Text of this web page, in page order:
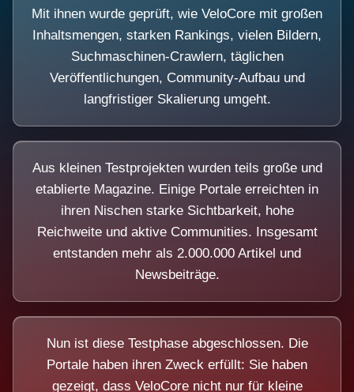
Mit ihnen wurde geprüft, wie VeloCore mit großen
Inhaltsmengen, starken Rankings, vielen Bildern,
Suchmaschinen-Crawlern, täglichen
Veröffentlichungen, Community-Aufbau und
langfristiger Skalierung umgeht.
Aus kleinen Testprojekten wurden teils große und
etablierte Magazine. Einige Portale erreichten in
ihren Nischen starke Sichtbarkeit, hohe
Reichweite und aktive Communities. Insgesamt
entstanden mehr als 2.000.000 Artikel und
Newsbeiträge.
Nun ist diese Testphase abgeschlossen. Die
Portale haben ihren Zweck erfüllt: Sie haben
gezeigt, dass VeloCore nicht nur für kleine